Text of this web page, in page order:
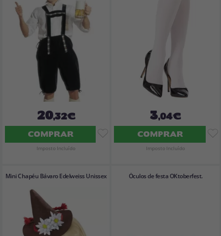
20,32€
COMPRAR
Imposto Incluído
3,04€
COMPRAR
Imposto Incluído
Mini Chapéu Bávaro Edelweiss Unissex Óculos de festa OKtoberfest.